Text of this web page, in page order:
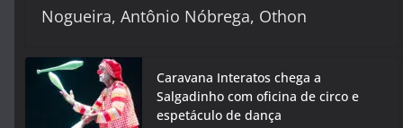
Nogueira, Antônio Nóbrega, Othon
Caravana Interatos chega a
Salgadinho com oficina de circo e
espetáculo de dança